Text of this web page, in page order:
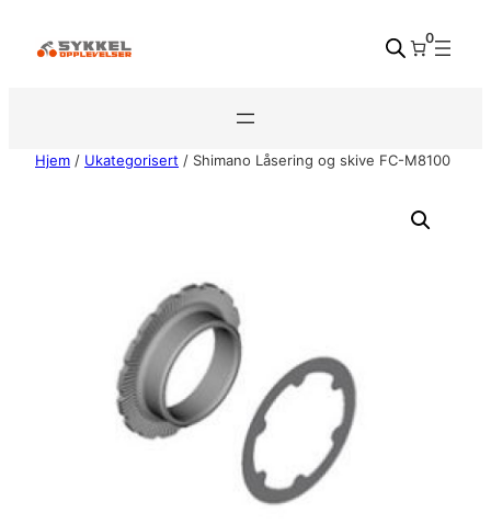
0
Hjem / Ukategorisert / Shimano Låsering og skive FC-M8100